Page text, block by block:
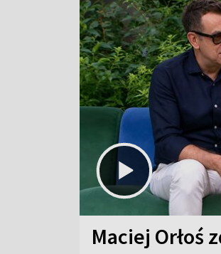
Maciej Orłoś